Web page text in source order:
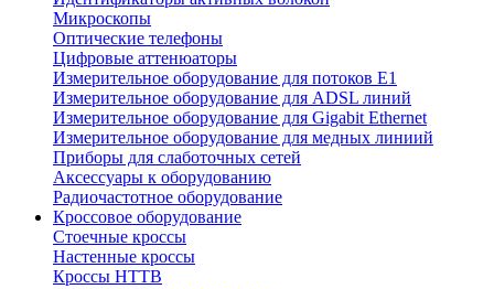
Микроскопы
Оптические телефоны
Цифровые аттенюаторы
Измерительное оборудование для потоков Е1
Измерительное оборудование для ADSL линий
Измерительное оборудование для Gigabit Ethernet
Измерительное оборудование для медных линиий
Приборы для слаботочных сетей
Аксессуары к оборудованию
Радиочастотное оборудование
Кроссовое оборудование
Стоечные кроссы
Настенные кроссы
Кроссы HTTB